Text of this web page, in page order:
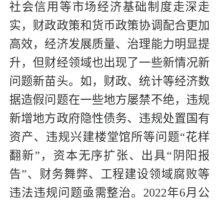
社会信用等市场经济基础制度走深走
实，财政政策和货币政策协调配合更加
高效，经济发展质量、治理能力明显提
升，但财经领域也出现了一些新情况新
问题新苗头。如，财政、统计等经济数
据造假问题在一些地方屡禁不绝，违规
新增地方政府隐性债务、违规处置国有
资产、违规兴建楼堂馆所等问题“花样
翻新”，资本无序扩张、出具“阴阳报
告”、财务舞弊、工程建设领域腐败等
违法违规问题亟需整治。2022年6月公